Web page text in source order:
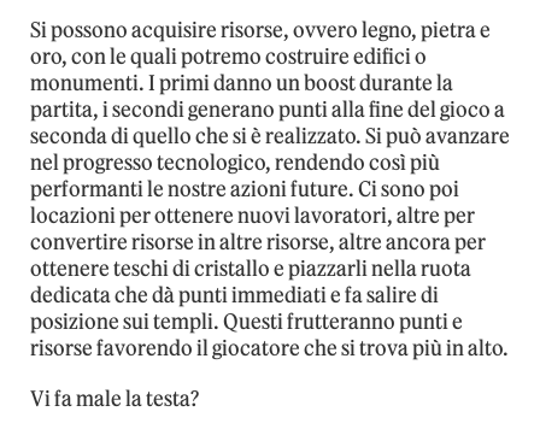
Si possono acquisire risorse, ovvero legno, pietra e
oro, con le quali potremo costruire edifici o
monumenti. I primi danno un boost durante la
partita, i secondi generano punti alla fine del gioco a
seconda di quello che si è realizzato. Si può avanzare
nel progresso tecnologico, rendendo così più
performanti le nostre azioni future. Ci sono poi
locazioni per ottenere nuovi lavoratori, altre per
convertire risorse in altre risorse, altre ancora per
ottenere teschi di cristallo e piazzarli nella ruota
dedicata che dà punti immediati e fa salire di
posizione sui templi. Questi frutteranno punti e
risorse favorendo il giocatore che si trova più in alto.
Vi fa male la testa?